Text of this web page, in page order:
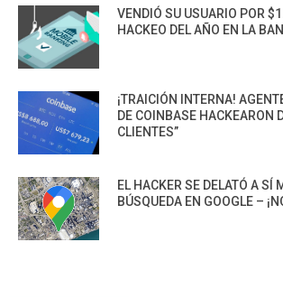
VENDIÓ SU USUARIO POR
HACKEO DEL AÑO EN LA
¡TRAICIÓN INTERNA!
DE COINBASE HACKEARON
CLIENTES”
EL HACKER SE DELATÓ A SÍ
BÚSQUEDA EN GOOGLE –